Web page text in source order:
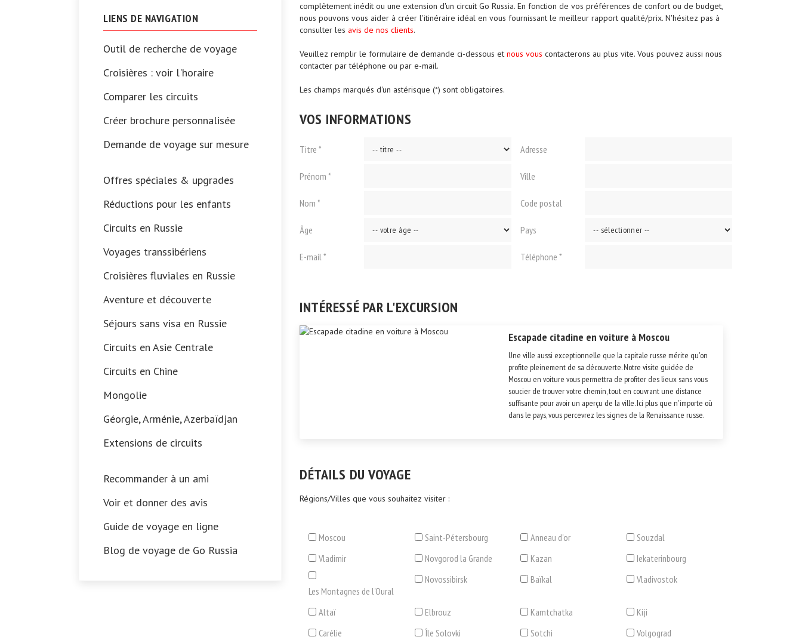
LIENS DE NAVIGATION
Outil de recherche de voyage
Croisières : voir l'horaire
Comparer les circuits
Créer brochure personnalisée
Demande de voyage sur mesure
Offres spéciales & upgrades
Réductions pour les enfants
Circuits en Russie
Voyages transsibériens
Croisières fluviales en Russie
Aventure et découverte
Séjours sans visa en Russie
Circuits en Asie Centrale
Circuits en Chine
Mongolie
Géorgie, Arménie, Azerbaïdjan
Extensions de circuits
Recommander à un ami
Voir et donner des avis
Guide de voyage en ligne
Blog de voyage de Go Russia
complètement inédit ou une extension d'un circuit Go Russia. En fonction de vos préférences de confort ou de budget,
nous pouvons vous aider à créer l'itinéraire idéal en vous fournissant le meilleur rapport qualité/prix. N'hésitez pas à
consulter les avis de nos clients.
Veuillez remplir le formulaire de demande ci-dessous et nous vous contacterons au plus vite. Vous pouvez aussi nous
contacter par téléphone ou par e-mail.
Les champs marqués d'un astérisque (*) sont obligatoires.
VOS INFORMATIONS
Titre *
Prénom *
Nom *
Âge
E-mail *
Adresse
Ville
Code postal
Pays
Téléphone *
INTÉRESSÉ PAR L'EXCURSION
Escapade citadine en voiture à Moscou
Une ville aussi exceptionnelle que la capitale russe mérite qu'on
profite pleinement de sa découverte. Notre visite guidée de
Moscou en voiture vous permettra de profiter des lieux sans vous
soucier de trouver votre chemin, tout en couvrant une distance
suffisante pour avoir un aperçu de la ville. Ici plus que n'importe où
dans le pays, vous percevrez les signes de la Renaissance russe.
DÉTAILS DU VOYAGE
Régions/Villes que vous souhaitez visiter :
Moscou Saint-Pétersbourg Anneau d'or
Souzdal
Vladimir
Novgorod la Grande Kazan Iekaterinbourg
Les Montagnes de l'Oural
Novossibirsk Baïkal Vladivostok
Altaï Elbrouz Kamtchatka
Kiji
Carélie
Île Solovki Sotchi
Volgograd